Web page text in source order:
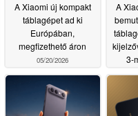
A Xiaomi új kompakt
táblagépet ad ki
Európában,
megfizethető áron
05/20/2026
A
3-